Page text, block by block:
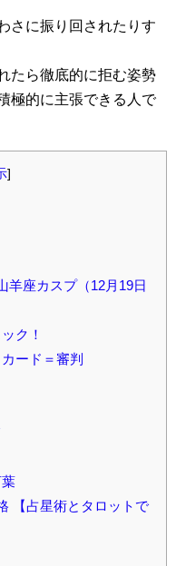
さに振り回されたりす
たら徹底的に拒む姿勢
極的に主張できる人で
]
羊座カスプ（12月19日
ク！
ード＝審判
【占星術とタロットで